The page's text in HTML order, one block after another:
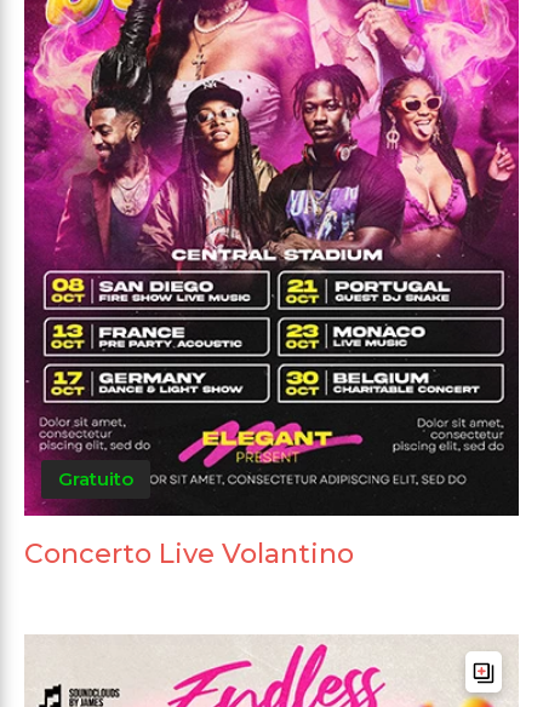
Gratuito
Concerto Live Volantino